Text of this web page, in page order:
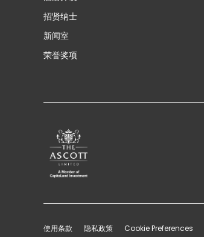
招贤纳士
新闻室
荣誉奖项
使用条款 隐私政策 Cookie Preferences